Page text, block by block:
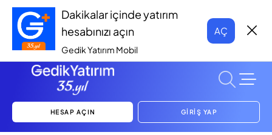
Dakikalar içinde yatırım
hesabınızı açın
Gedik Yatırım Mobil
AÇ
HESAP AÇIN GİRİŞ YAP